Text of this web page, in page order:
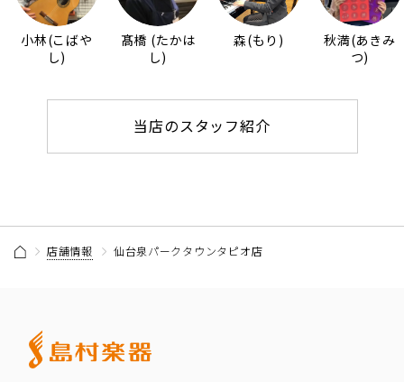
小林(こばや
し)
髙橋 (たかは
し)
森(もり)
秋満(あきみ
つ)
当店のスタッフ紹介
店舗情報 仙台泉パークタウンタピオ店